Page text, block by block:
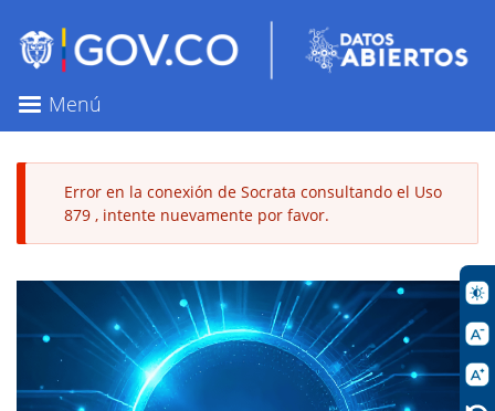
contenido
principal
Menú
Mensaje
error
Error en la conexión de Socrata consultando el Uso
879 , intente nuevamente por favor.